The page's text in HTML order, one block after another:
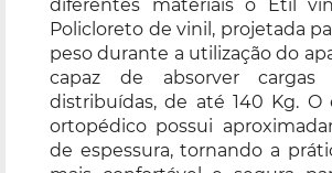
diferentes materiais o Etil
Policloreto de vinil, projetada
peso durante a utilização do
capaz de absorver cargas
distribuídas, de até 140 Kg. O
ortopédico possui
de espessura, tornando a